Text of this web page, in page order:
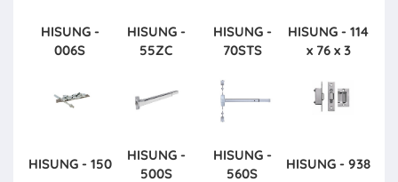
HISUNG -
006S
HISUNG -
55ZC
HISUNG -
70STS
HISUNG - 114
x 76 x 3
HISUNG - 150
HISUNG -
500S
HISUNG -
560S
HISUNG - 938